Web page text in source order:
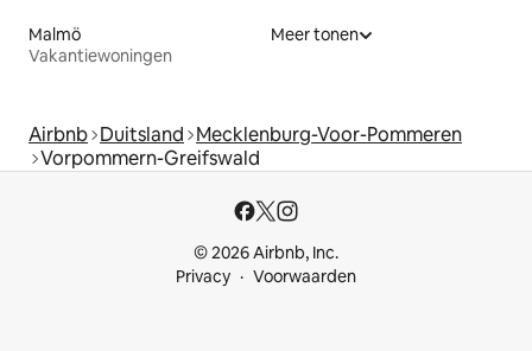
Malmö
Vakantiewoningen
Meer tonen
Airbnb Duitsland Mecklenburg-Voor-Pommeren
Vorpommern-Greifswald
© 2026 Airbnb, Inc.
Privacy
Voorwaarden